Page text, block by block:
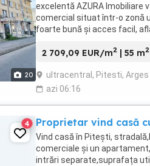
20
excelentă AZURA Imobiliare
comercial situat într-o zonă
foarte bună și acces facil,
2 709,09 EUR/m2 | 55 m2
ultracentral, Pitesti, Arges
azi 06:16
4 Proprietar vind casă
Vind casă în Pitești,
comerciale și un
intrări separate,suprafața